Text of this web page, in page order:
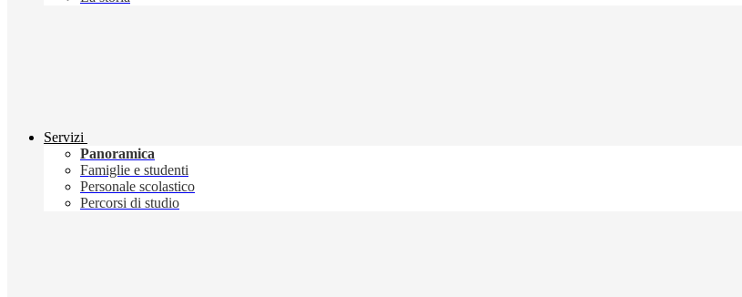
Servizi
Panoramica
Famiglie e studenti
Personale scolastico
Percorsi di studio